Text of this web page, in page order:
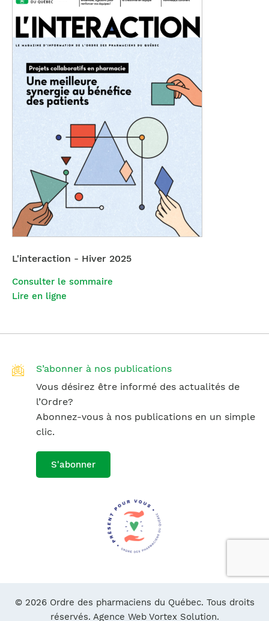
L'interaction - Hiver 2025
Consulter le sommaire
Lire en ligne
S’abonner à nos publications
Vous désirez être informé des actualités de
l’Ordre?
Abonnez-vous à nos publications en un simple
clic.
S'abonner
© 2026 Ordre des pharmaciens du Québec. Tous droits
réservés. Agence Web Vortex Solution.